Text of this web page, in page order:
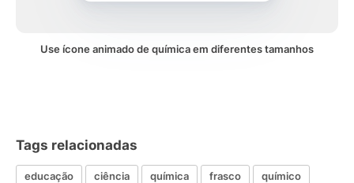
Use ícone animado de química em diferentes tamanhos
Tags relacionadas
educação ciência química frasco químico